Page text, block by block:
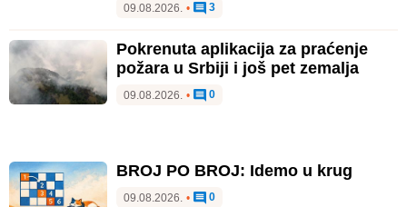
09.08.2026. • 3
Pokrenuta aplikacija za praćenje
požara u Srbiji i još pet zemalja
09.08.2026. • 0
BROJ PO BROJ: Idemo u krug
09.08.2026. • 0